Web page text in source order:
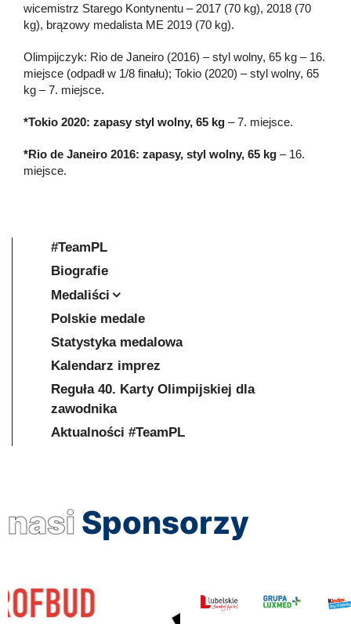
wicemistrz Starego Kontynentu – 2017 (70 kg), 2018 (70
kg), brązowy medalista ME 2019 (70 kg).
Olimpijczyk: Rio de Janeiro (2016) – styl wolny, 65 kg – 16.
miejsce (odpadł w 1/8 finału); Tokio (2020) – styl wolny, 65
kg – 7. miejsce.
*Tokio 2020: zapasy styl wolny, 65 kg – 7. miejsce.
*Rio de Janeiro 2016: zapasy, styl wolny, 65 kg – 16.
miejsce.
#TeamPL
Biografie
Medaliści
Polskie medale
Statystyka medalowa
Kalendarz imprez
Reguła 40. Karty Olimpijskiej dla
zawodnika
Aktualności #TeamPL
nasi Sponsorzy